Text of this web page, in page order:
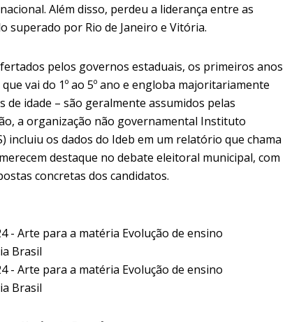
Além disso, perdeu a liderança entre as
superado por Rio de Janeiro e Vitória.
pelos governos estaduais, os primeiros anos
vai do 1º ao 5º ano e engloba majoritariamente
de idade – são geralmente assumidos pelas
a organização não governamental Instituto
incluiu os dados do Ideb em um relatório que chama
destaque no debate eleitoral municipal, com
concretas dos candidatos.